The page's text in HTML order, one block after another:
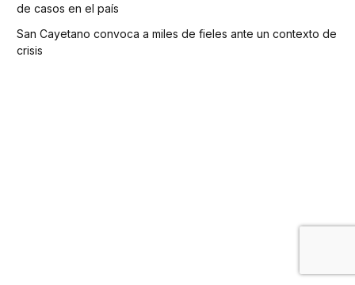
de casos en el país
San Cayetano convoca a miles de fieles ante un contexto de
crisis